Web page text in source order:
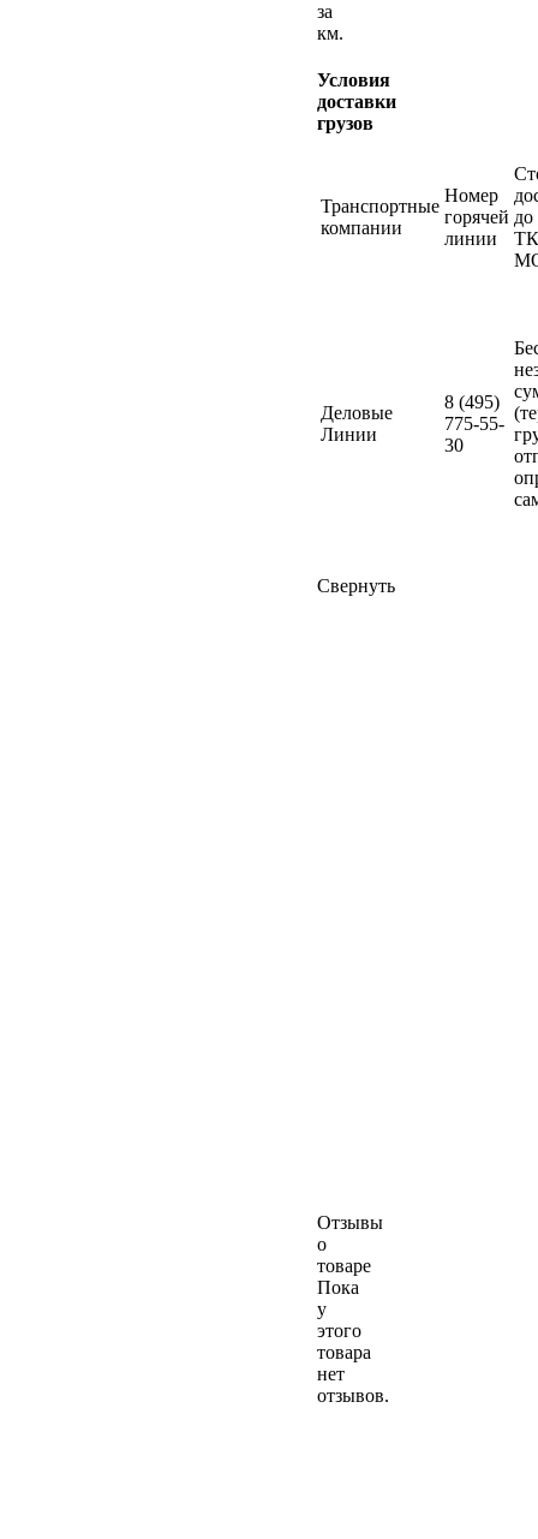
за
км.
Условия
доставки
грузов
Транспортные
компании
Номер
горячей
линии
до
Деловые
Линии
8 (495)
775-55-
30
Свернуть
Отзывы
о
товаре
Пока
у
этого
товара
нет
отзывов.